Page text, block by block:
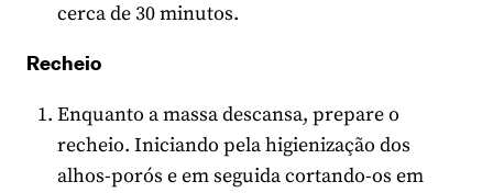
cerca de 30 minutos.
Recheio
Enquanto a massa descansa, prepare o
recheio. Iniciando pela higienização dos
alhos-porós e em seguida cortando-os em